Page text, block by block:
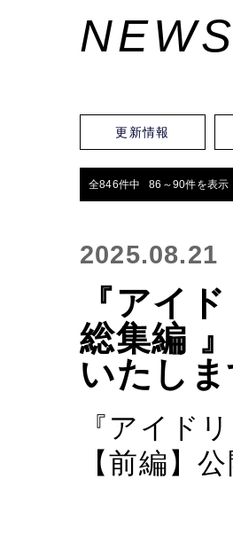
NEWS
更新情報
全846件中 86～90件を表示
2025.08.21
『アイ
総集編
いたしま
『アイド
【前編】